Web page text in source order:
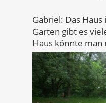
Gabriel: Das
Garten gibt es
Haus könnte man